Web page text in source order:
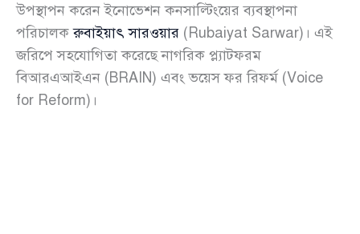
উপস্থাপন করেন ইনোভেশন কনসাল্টিংয়ের ব্যবস্থাপনা
পরিচালকরুবাইয়াৎ সারওয়ার (Rubaiyat Sarwar)। এই
জরিপে সহযোগিতা করেছে নাগরিক প্ল্যাটফরম
বিআরএআইএন (BRAIN) এবং ভয়েস ফর রিফর্ম (Voice
for Reform)।